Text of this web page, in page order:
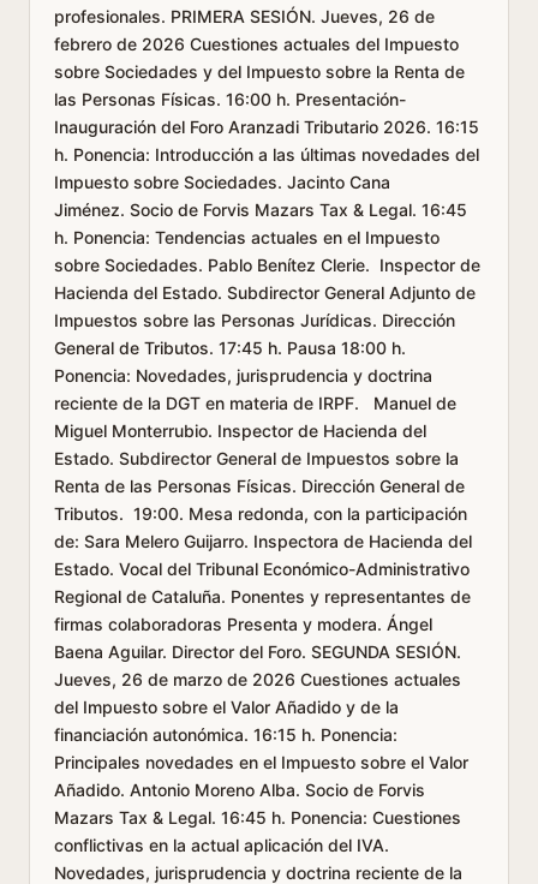
profesionales. PRIMERA SESIÓN. Jueves, 26 de
febrero de 2026 Cuestiones actuales del Impuesto
sobre Sociedades y del Impuesto sobre la Renta de
las Personas Físicas. 16:00 h. Presentación-
Inauguración del Foro Aranzadi Tributario 2026. 16:15
h. Ponencia: Introducción a las últimas novedades del
Impuesto sobre Sociedades. Jacinto Cana
Jiménez. Socio de Forvis Mazars Tax & Legal. 16:45
h. Ponencia: Tendencias actuales en el Impuesto
sobre Sociedades. Pablo Benítez Clerie. Inspector de
Hacienda del Estado. Subdirector General Adjunto de
Impuestos sobre las Personas Jurídicas. Dirección
General de Tributos. 17:45 h. Pausa 18:00 h.
Ponencia: Novedades, jurisprudencia y doctrina
reciente de la DGT en materia de IRPF. Manuel de
Miguel Monterrubio. Inspector de Hacienda del
Estado. Subdirector General de Impuestos sobre la
Renta de las Personas Físicas. Dirección General de
Tributos. 19:00. Mesa redonda, con la participación
de: Sara Melero Guijarro. Inspectora de Hacienda del
Estado. Vocal del Tribunal Económico-Administrativo
Regional de Cataluña. Ponentes y representantes de
firmas colaboradoras Presenta y modera. Ángel
Baena Aguilar. Director del Foro. SEGUNDA SESIÓN.
Jueves, 26 de marzo de 2026 Cuestiones actuales
del Impuesto sobre el Valor Añadido y de la
financiación autonómica. 16:15 h. Ponencia:
Principales novedades en el Impuesto sobre el Valor
Añadido. Antonio Moreno Alba. Socio de Forvis
Mazars Tax & Legal. 16:45 h. Ponencia: Cuestiones
conflictivas en la actual aplicación del IVA.
Novedades, jurisprudencia y doctrina reciente de la